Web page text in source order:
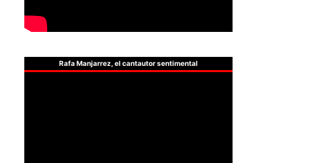
Rafa Manjarrez, el cantautor sentimental